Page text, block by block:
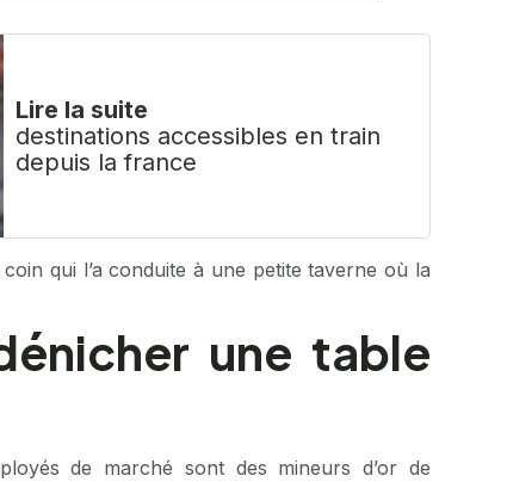
Lire la suite
destinations accessibles en train
depuis la france
qui l’a conduite à une petite taverne où la
une table
de marché sont des mineurs d’or de